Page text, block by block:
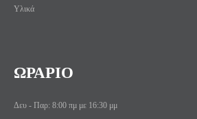
Υλικά
ΩΡΑΡΙΟ
Δευ - Παρ: 8:00 πμ με 16:30 μμ